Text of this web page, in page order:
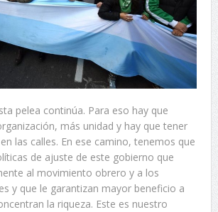
pelea continúa. Para eso hay que
más unidad y hay que tener
las calles. En ese camino, tenemos que
de ajuste de este gobierno que
al movimiento obrero y a los
y que le garantizan mayor beneficio a
la riqueza. Este es nuestro